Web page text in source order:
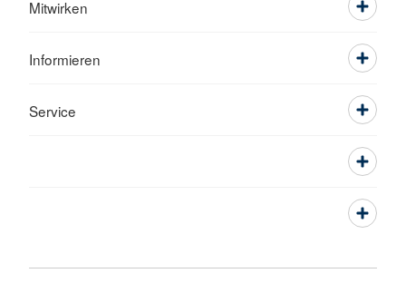
Mitwirken
Informieren
Service